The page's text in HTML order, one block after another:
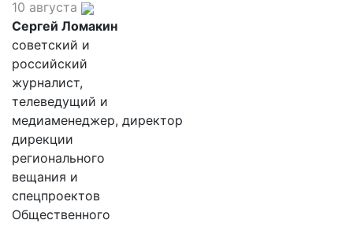
10 августа
Сергей Ломакин
советский и
российский
журналист,
телеведущий и
медиаменеджер, директор
дирекции
регионального
вещания и
спецпроектов
Общественного